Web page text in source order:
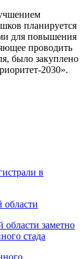
планируется
для повышения
проводить
было закуплено
2030».
в
области заметно
стада